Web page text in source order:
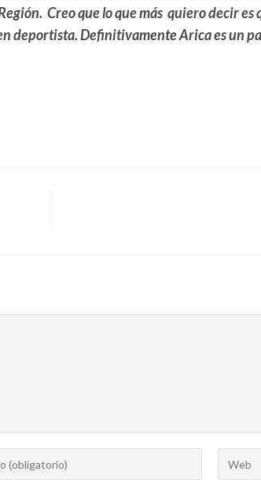
Creo que lo que más quiero decir
deportista. Definitivamente Arica es un